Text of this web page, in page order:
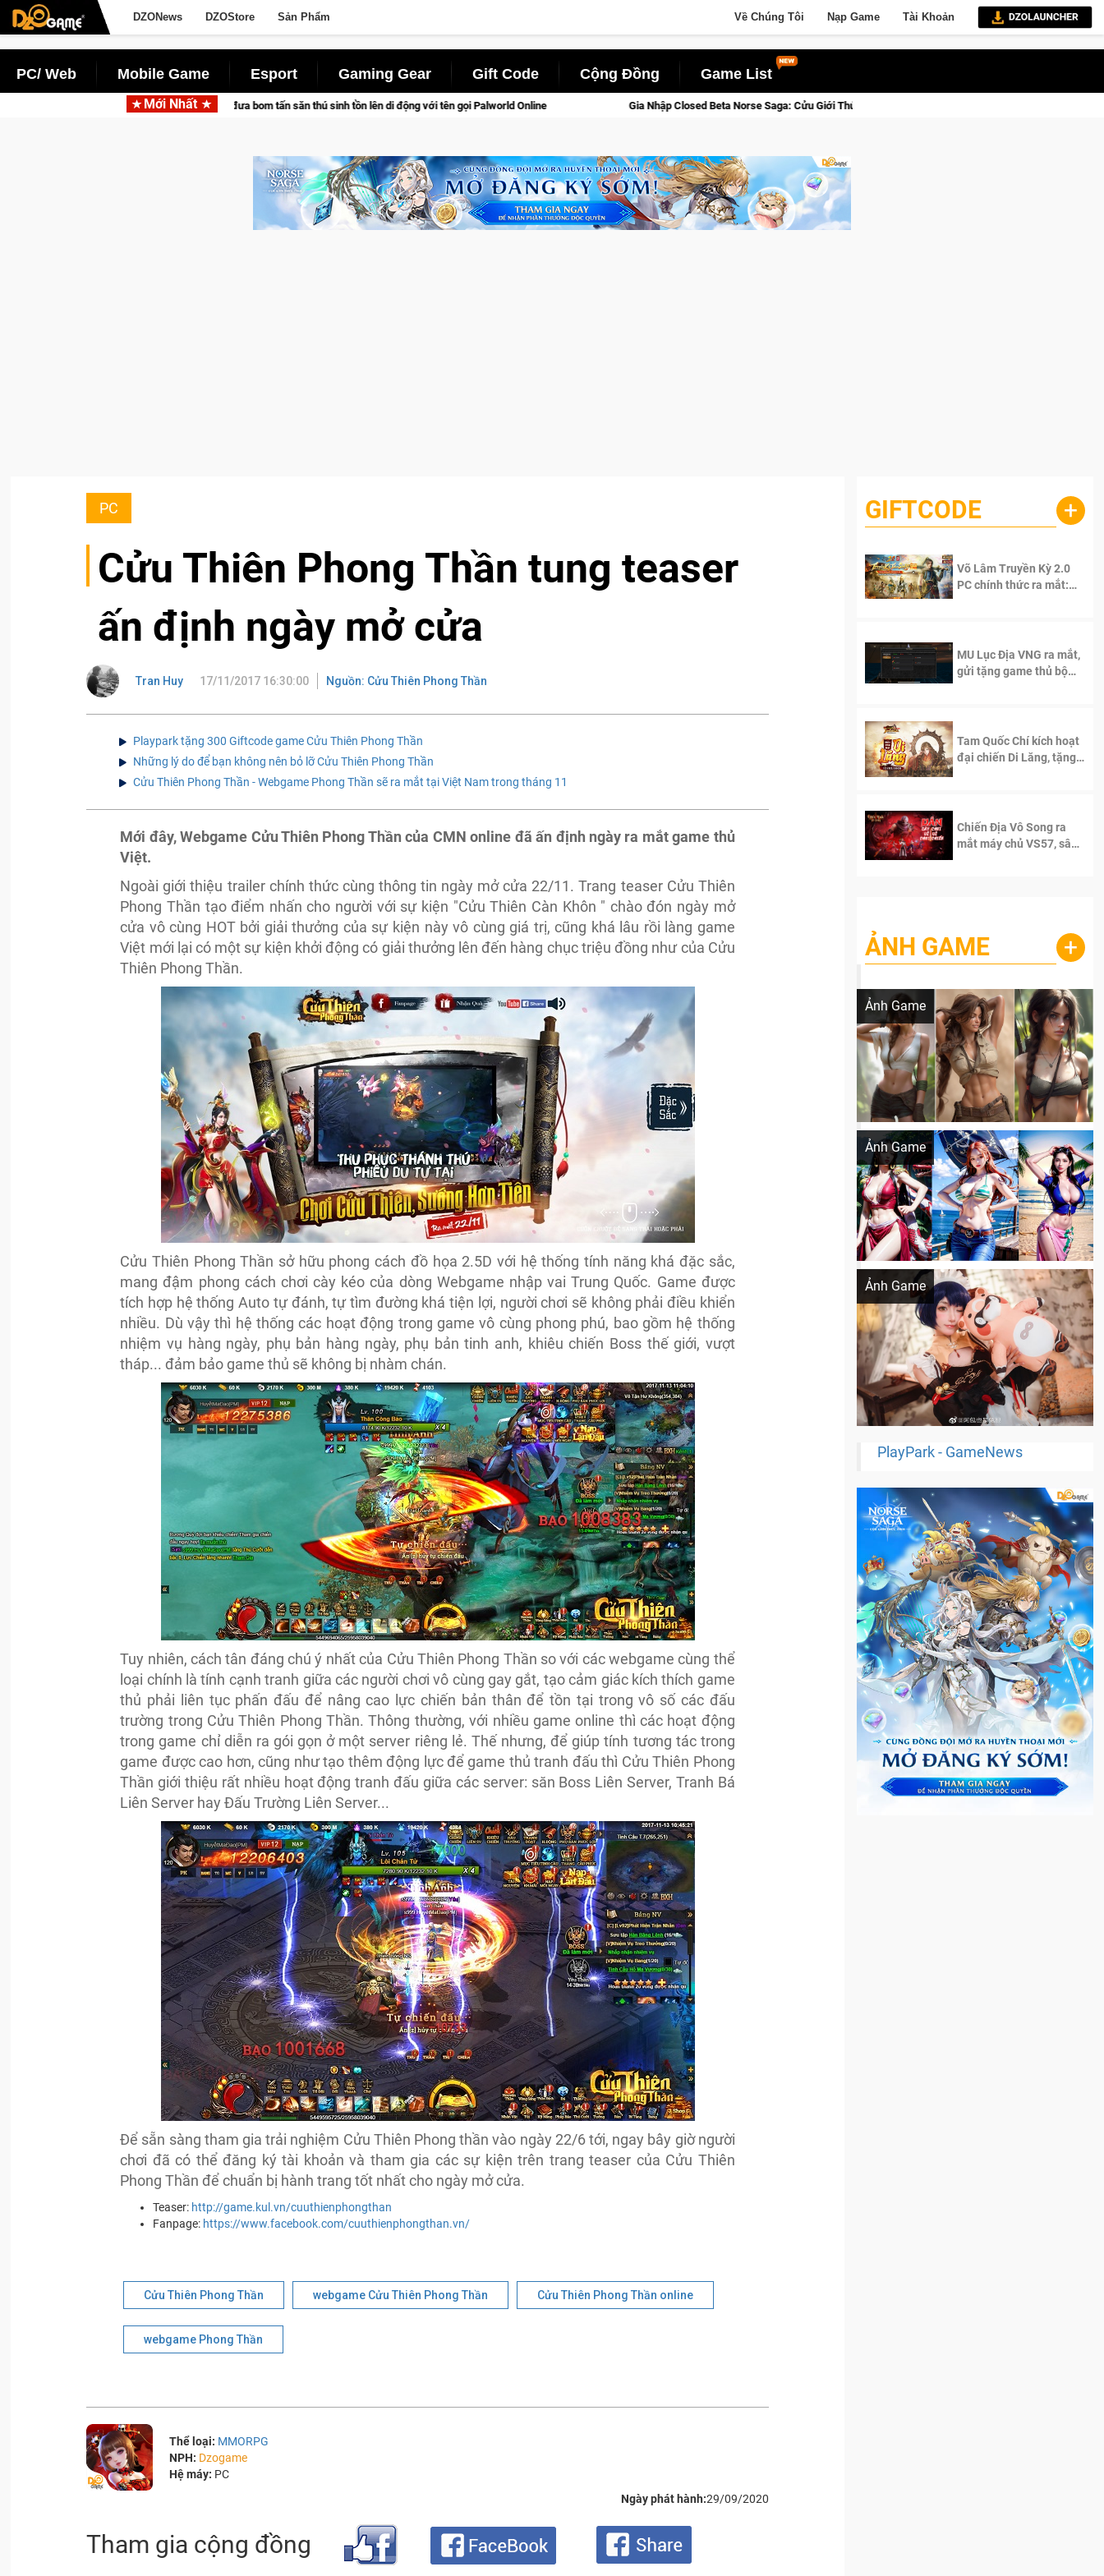
DZONews DZOStore Sản Phẩm Về Chúng Tôi Nạp Game Tài Khoản
PC/ Web Mobile Game Esport Gaming Gear Gift Code Cộng Đồng Game List
Mới Nhất
Pocketpair đưa bom tấn săn thú sinh tồn lên di động với tên gọi Palworld Online Gia Nhập Closed Beta Norse Saga: Cửu Giới Thức Tỉnh, Săn DJI Osmo Pocket 3 Ngay Hôm Nay
PC
Cửu Thiên Phong Thần tung teaser
ấn định ngày mở cửa
Tran Huy 17/11/2017 16:30:00 Nguồn: Cửu Thiên Phong Thần
Playpark tặng 300 Giftcode game Cửu Thiên Phong Thần
Những lý do để bạn không nên bỏ lỡ Cửu Thiên Phong Thần
Cửu Thiên Phong Thần - Webgame Phong Thần sẽ ra mắt tại Việt Nam trong tháng 11
Mới đây, Webgame Cửu Thiên Phong Thần của CMN online đã ấn định ngày ra mắt game thủ
Việt.
Ngoài giới thiệu trailer chính thức cùng thông tin ngày mở cửa 22/11. Trang teaser Cửu Thiên
Phong Thần tạo điểm nhấn cho người với sự kiện "Cửu Thiên Càn Khôn " chào đón ngày mở
cửa vô cùng HOT bởi giải thưởng của sự kiện này vô cùng giá trị, cũng khá lâu rồi làng game
Việt mới lại có một sự kiện khởi động có giải thưởng lên đến hàng chục triệu đồng như của Cửu
Thiên Phong Thần.
Cửu Thiên Phong Thần sở hữu phong cách đồ họa 2.5D với hệ thống tính năng khá đặc sắc,
mang đậm phong cách chơi cày kéo của dòng Webgame nhập vai Trung Quốc. Game được
tích hợp hệ thống Auto tự đánh, tự tìm đường khá tiện lợi, người chơi sẽ không phải điều khiển
nhiều. Dù vậy thì hệ thống các hoạt động trong game vô cùng phong phú, bao gồm hệ thống
nhiệm vụ hàng ngày, phụ bản hàng ngày, phụ bản tinh anh, khiêu chiến Boss thế giới, vượt
tháp... đảm bảo game thủ sẽ không bị nhàm chán.
Tuy nhiên, cách tân đáng chú ý nhất của Cửu Thiên Phong Thần so với các webgame cùng thể
loại chính là tính cạnh tranh giữa các người chơi vô cùng gay gắt, tạo cảm giác kích thích game
thủ phải liên tục phấn đấu để nâng cao lực chiến bản thân để tồn tại trong vô số các đấu
trường trong Cửu Thiên Phong Thần. Thông thường, với nhiều game online thì các hoạt động
trong game chỉ diễn ra gói gọn ở một server riêng lẻ. Thế nhưng, để giúp tính tương tác trong
game được cao hơn, cũng như tạo thêm động lực để game thủ tranh đấu thì Cửu Thiên Phong
Thần giới thiệu rất nhiều hoạt động tranh đấu giữa các server: săn Boss Liên Server, Tranh Bá
Liên Server hay Đấu Trường Liên Server...
Để sẵn sàng tham gia trải nghiệm Cửu Thiên Phong thần vào ngày 22/6 tới, ngay bây giờ người
chơi đã có thể đăng ký tài khoản và tham gia các sự kiện trên trang teaser của Cửu Thiên
Phong Thần để chuẩn bị hành trang tốt nhất cho ngày mở cửa.
Teaser: http://game.kul.vn/cuuthienphongthan
Fanpage: https://www.facebook.com/cuuthienphongthan.vn/
Cửu Thiên Phong Thần webgame Cửu Thiên Phong Thần Cửu Thiên Phong Thần online
webgame Phong Thần
Thể loại: MMORPG
NPH: Dzogame
Hệ máy: PC
Ngày phát hành:29/09/2020
Tham gia cộng đồng
GIFTCODE +
Võ Lâm Truyền Kỳ 2.0
PC chính thức ra mắt:
MU Lục Địa VNG ra mắt,
gửi tặng game thủ bộ
Tam Quốc Chí kích hoạt
đại chiến Di Lăng, tặng
Chiến Địa Vô Song ra
mắt máy chủ VS57, sân
ẢNH GAME +
Ảnh Game
Lala Croft vừa nóng vừa xinh dưới nét vẽ
Ảnh Game
Khi AI Cosplay gái đẹp One Piece
Ảnh Game
Cosplay Xiangling siêu cute
PlayPark - GameNews